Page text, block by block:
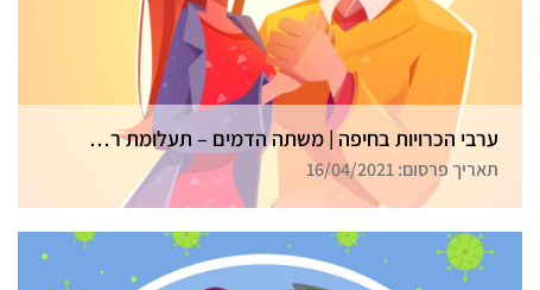
ערבי הכרויות בחיפה | משתה הדמים – תעלומת רצח בכל הארץ
תאריך פרסום: 16/04/2021